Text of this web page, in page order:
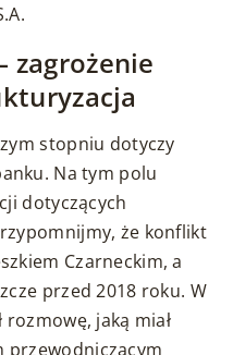
zagrożenie
stopniu dotyczy
Na tym polu
dotyczących
że konflikt
Czarneckim, a
przed 2018 roku. W
jaką miał
przewodniczącym